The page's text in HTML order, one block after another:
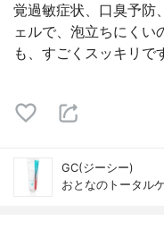
覚過敏症状、口臭予防
ェルで、泡立ちにくい
も、すごくスッキリで
GC(ジーシー)
おとなのトータル